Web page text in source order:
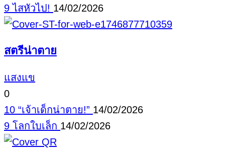
9 ไสหัวไป! 14/02/2026
สตรีน่าตาย
แสงแข
0
10 “เจ้าเด็กน่าตาย!” 14/02/2026
9 โลกใบเล็ก 14/02/2026